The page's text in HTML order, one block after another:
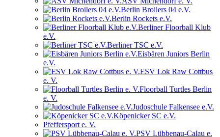
Berlin Broilers 04 e.V.
Berlin Rockets e.V.
Berliner Floorball Klub
e.V.
Berliner TSC e.V.
Eisbären Juniors Berlin
e.V.
ESV Lok Raw Cottbus
e. V.
Floorball Turtles Berlin
e. V.
Judoschule Falkensee e.V.
Köpenicker SC e.V.
Pfeffersport e. V.
PSV Lübbenau-Calau e.